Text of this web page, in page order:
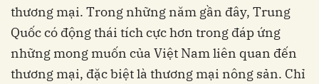
thương mại. Trong những năm gần đây, Trung
Quốc có động thái tích cực hơn trong đáp ứng
những mong muốn của Việt Nam liên quan đến
thương mại, đặc biệt là thương mại nông sản. Chỉ